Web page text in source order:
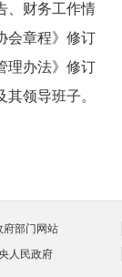
财务工作情
会章程》修订
理办法》修订
领导班子。
府部门网站
人民政府